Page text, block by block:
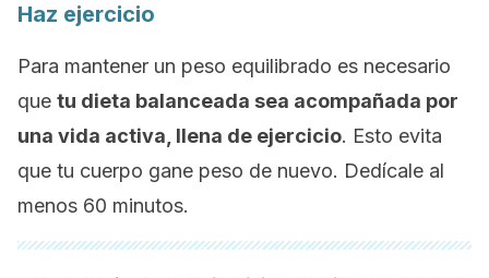
Haz ejercicio
Para mantener un peso equilibrado es necesario
que tu dieta balanceada sea acompañada por
una vida activa, llena de ejercicio. Esto evita
que tu cuerpo gane peso de nuevo. Dedícale al
menos 60 minutos.